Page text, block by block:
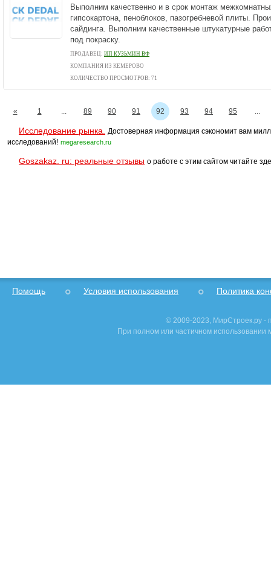
Выполним качественно и в срок монтаж
гипсокартона, пеноблоков, пазогребневой плиты.
сайдинга. Выполним качественные штукатурные
под покраску.
ПРОДАВЕЦ: ИП КУЗЬМИН ВФ
КОМПАНИЯ ИЗ КЕМЕРОВО
КОЛИЧЕСТВО ПРОСМОТРОВ: 71
« 1 ... 89 90 91 92 93 94 95 ...
Исследование рынка.
Достоверная информация сэкономит вам
исследований! megaresearch.ru
Goszakaz. ru: реальные отзывы о работе с этим сайтом читайте
Помощь Условия использования Политика
© 2009-2023, МирСтроек.ру -
При полном или частичном использовании